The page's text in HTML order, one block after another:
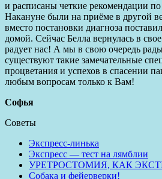
и расписаны четкие рекомендации
Накануне были на приёме в другой
вместо постановки диагноза
домой. Сейчас Белла вернулась в
радует нас! А мы в свою очередь
существуют такие замечательные
процветания и успехов в спасении
любым вопросам только к Вам!
Софья
Советы
Экспресс-линька
Экспресс — тест на лямблии
УРЕТРОСТОМИЯ, КАК
Собака и фейерверки!